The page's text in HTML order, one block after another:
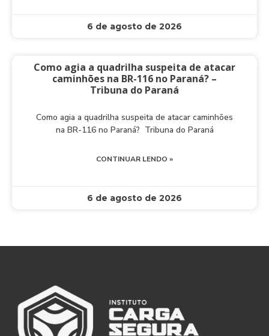
6 de agosto de 2026
Como agia a quadrilha suspeita de atacar
caminhões na BR-116 no Paraná? –
Tribuna do Paraná
Como agia a quadrilha suspeita de atacar caminhões
na BR-116 no Paraná? Tribuna do Paraná
CONTINUAR LENDO »
6 de agosto de 2026